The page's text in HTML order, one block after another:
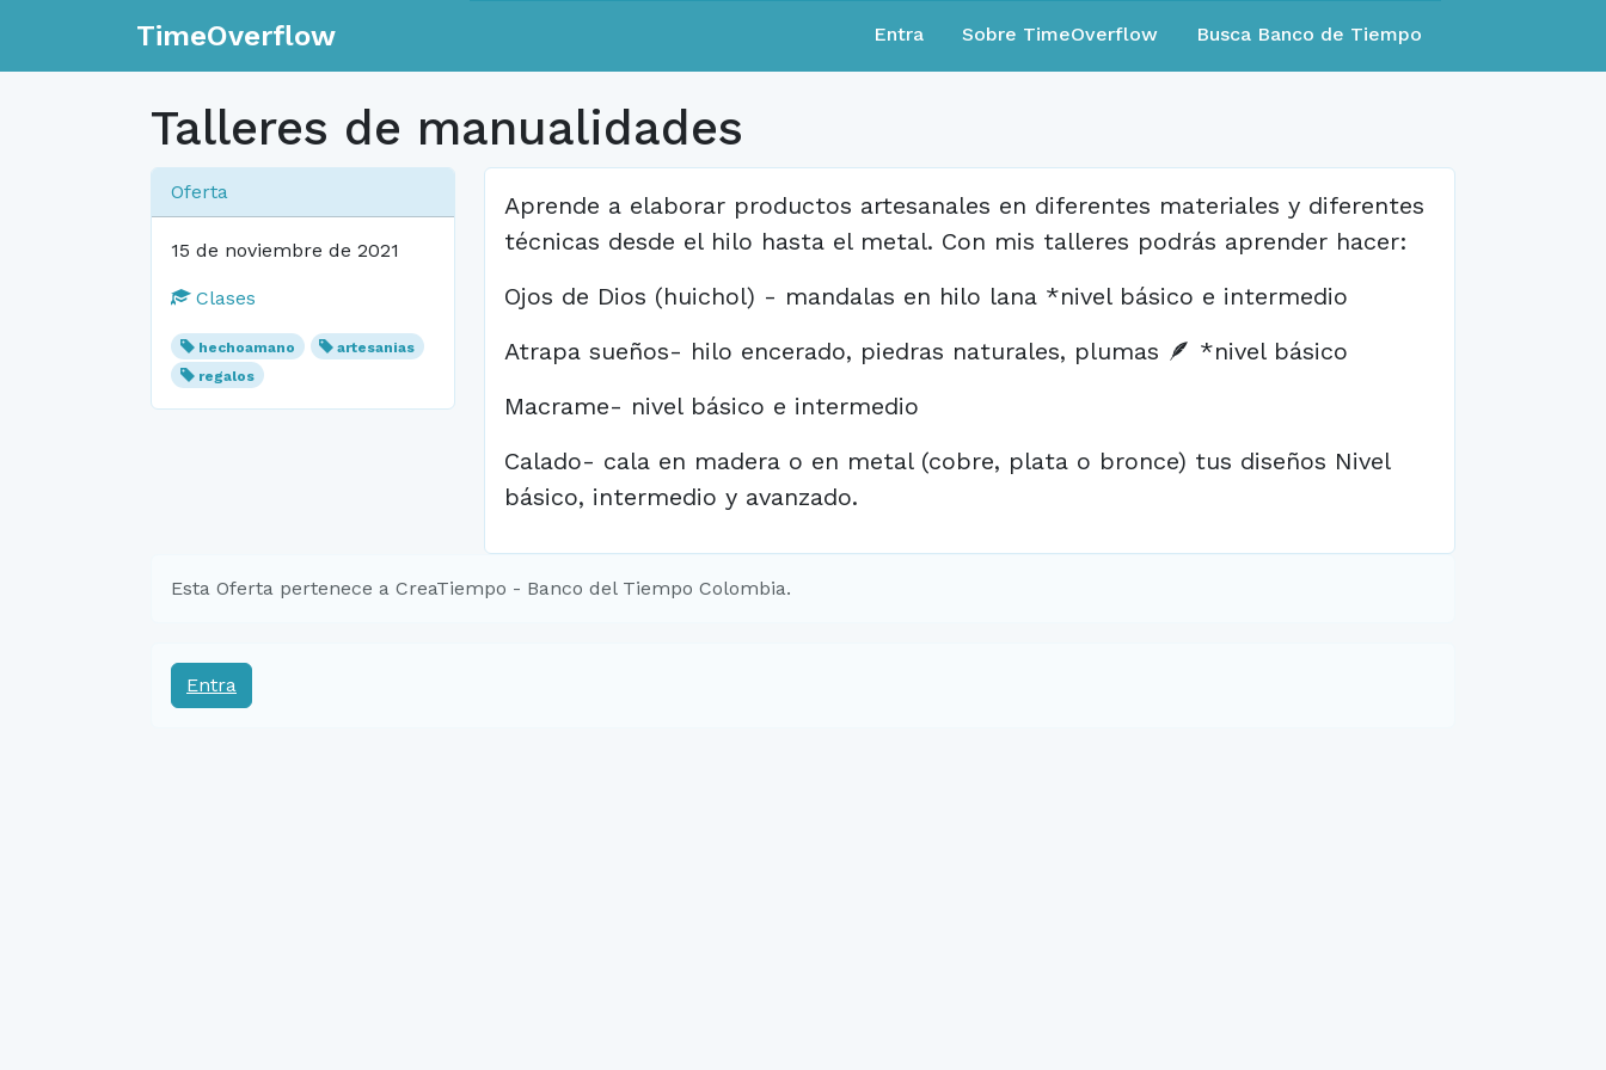
TimeOverflow Entra Sobre TimeOverflow Busca Banco de Tiempo
Talleres de manualidades
Oferta
15 de noviembre de 2021
Clases
hechoamano
artesanias
regalos
Aprende a elaborar productos artesanales en diferentes materiales y diferentes
técnicas desde el hilo hasta el metal. Con mis talleres podrás aprender hacer:
Ojos de Dios (huichol) - mandalas en hilo lana *nivel básico e intermedio
Atrapa sueños- hilo encerado, piedras naturales, plumas 🪶 *nivel básico
Macrame- nivel básico e intermedio
Calado- cala en madera o en metal (cobre, plata o bronce) tus diseños Nivel
básico, intermedio y avanzado.
Esta Oferta pertenece a CreaTiempo - Banco del Tiempo Colombia.
Entra